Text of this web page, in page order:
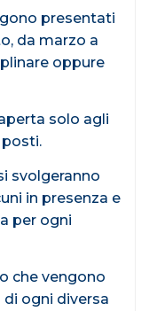
presentati
da marzo a
oppure
solo agli
svolgeranno
in presenza e
per ogni
che vengono
ogni diversa